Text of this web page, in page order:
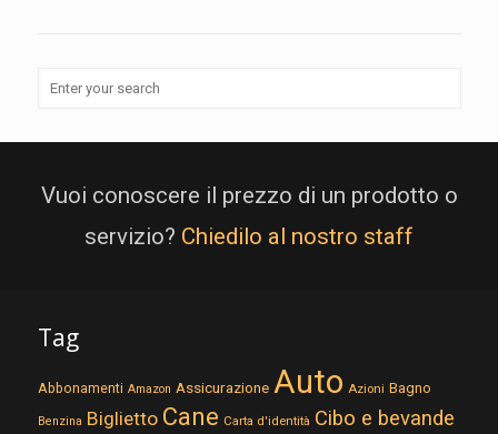
Vuoi conoscere il prezzo di un prodotto o
servizio? Chiedilo al nostro staff
Tag
Abbonamenti Amazon Assicurazione Auto Azioni Bagno
Benzina Biglietto Cane Carta d'identità Cibo e bevande